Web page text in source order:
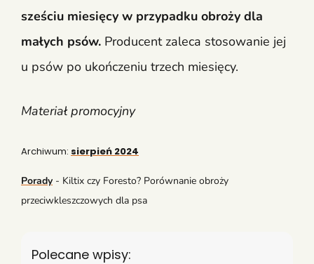
sześciu miesięcy w przypadku obroży dla
małych psów. Producent zaleca stosowanie jej
u psów po ukończeniu trzech miesięcy.
Materiał promocyjny
Archiwum: sierpień 2024
Porady - Kiltix czy Foresto? Porównanie obroży
przeciwkleszczowych dla psa
Polecane wpisy: